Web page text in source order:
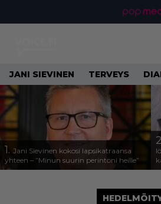
JANI SIEVINEN TERVEYS
1. Jani Sievinen kokosi lapsikatraansa
yhteen – ”Minun suurin perintöni heille”